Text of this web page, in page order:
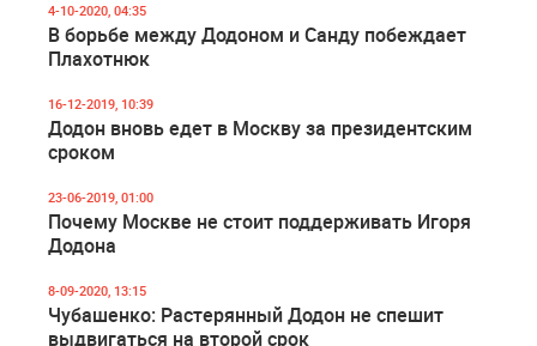
4-10-2020, 04:35
В борьбе между Додоном и Санду побеждает
Плахотнюк
16-12-2019, 10:39
Додон вновь едет в Москву за президентским
сроком
23-06-2019, 01:00
Почему Москве не стоит поддерживать Игоря
Додона
8-09-2020, 13:15
Чубашенко: Растерянный Додон не спешит
выдвигаться на второй срок